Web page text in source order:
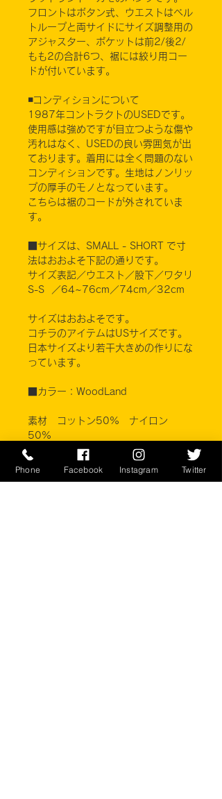
フロントはボタン式、ウエストはベル
トループと両サイドにサイズ調整用の
アジャスター、ポケットは前2/後2/
もも2の合計6つ、裾には絞り用コー
ドが付いています。
◾️コンディションについて
1987年コントラクトのUSEDです。
使用感は強めですが目立つような傷や
汚れはなく、USEDの良い雰囲気が出
ております。着用には全く問題のない
コンディションです。生地はノンリッ
プの厚手のモノとなっています。
こちらは裾のコードが外されていま
す。
■サイズは、SMALL - SHORT で寸
法はおおよそ下記の通りです。
サイズ表記／ウエスト／股下／ワタリ
S-S ／64~76cm／74cm／32cm
サイズはおおよそです。
コチラのアイテムはUSサイズです。
日本サイズより若干大きめの作りにな
っています。
■カラー：WoodLand
素材 コットン50% ナイロン
50%
Phone Facebook Instagram Twitter